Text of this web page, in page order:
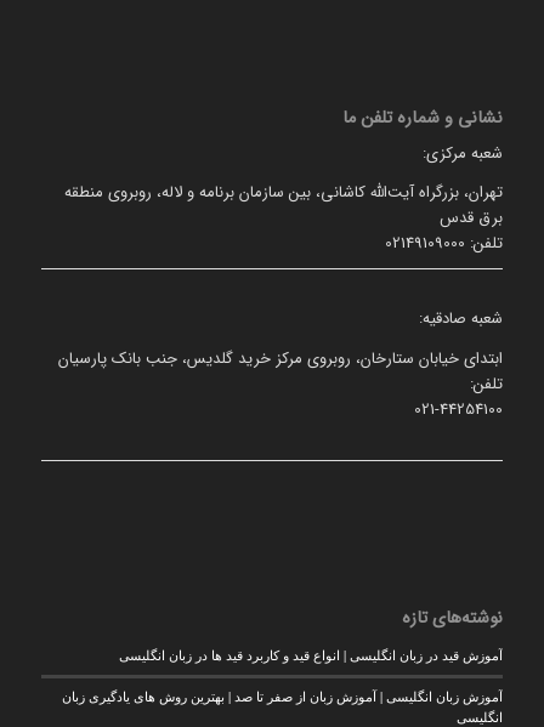
نشانی و شماره تلفن ما
شعبه مرکزی:
تهران، بزرگراه آیت‌الله کاشانی، بین سازمان برنامه و لاله، روبروی منطقه
برق قدس
تلفن: 02149109000
شعبه صادقیه:
ابتدای خیابان ستارخان، روبروی مرکز خرید گلدیس، جنب بانک پارسیان
تلفن:
021-44254100
نوشته‌های تازه
آموزش قید در زبان انگلیسی | انواع قید و کاربرد قید ها در زبان انگلیسی
آموزش زبان انگلیسی | آموزش زبان از صفر تا صد | بهترین روش های یادگیری زبان
انگلیسی